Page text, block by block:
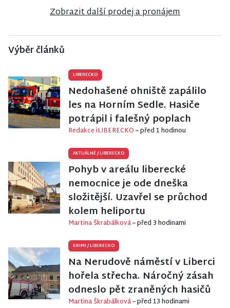
Zobrazit další prodej a pronájem
Výběr článků
LIBERECKO
Nedohašené ohniště zapálilo
les na Horním Sedle. Hasiče
potrápil i falešný poplach
Redakce iLIBERECKO– před 1 hodinou
AKTUÁLNĚ/LIBERECKO
Pohyb v areálu liberecké
nemocnice je ode dneška
složitější. Uzavřel se průchod
kolem heliportu
Martina Škrabálková– před 3 hodinami
KRIMI /LIBERECKO
Na Nerudově náměstí v Liberci
hořela střecha. Náročný zásah
odneslo pět zraněných hasičů
Martina Škrabálková– před 13 hodinami